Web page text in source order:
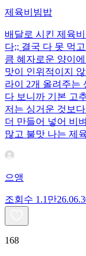
제육비빔밥
배달로 시킨 제육
다;; 결국 다 못 먹
큼 혜자로운 양이
맛이 인위적이지
라이 2개 올려주는
다 보니까 기본 고
저는 싱거운 것보
더 만들어 넣어 비
많고 불맛 나는 제
으앵
조회수 1.1만
168